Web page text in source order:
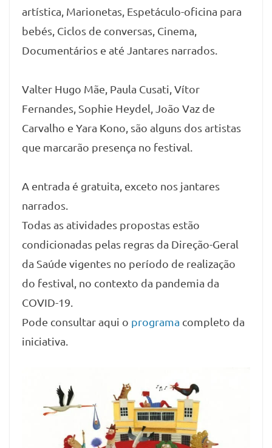
artística, Marionetas, Espetáculo-oficina para
bebés, Ciclos de conversas, Cinema,
Documentários e até Jantares narrados.
Valter Hugo Mãe, Paula Cusati, Vítor
Fernandes, Sophie Heydel, João Vaz de
Carvalho e Yara Kono, são alguns dos artistas
que marcarão presença no festival.
A entrada é gratuita, exceto nos jantares
narrados.
Todas as atividades propostas estão
condicionadas pelas regras da Direção-Geral
da Saúde vigentes no período de realização
do festival, no contexto da pandemia da
COVID-19.
Pode consultar aqui o programa completo da
iniciativa.